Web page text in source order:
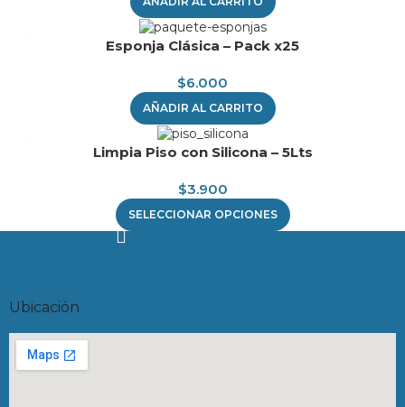
Esponja Clásica – Pack x25
$6.000
AÑADIR AL CARRITO
Limpia Piso con Silicona – 5Lts
$3.900
SELECCIONAR OPCIONES
Ubicación